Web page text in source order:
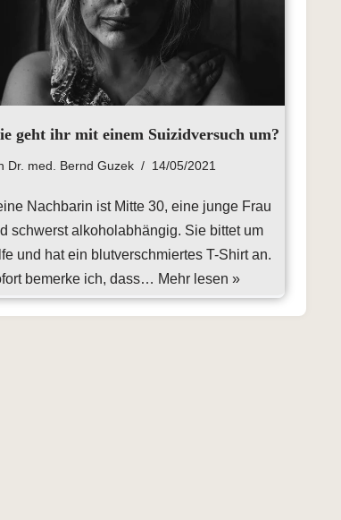
geht ihr mit einem Suizidversuch um?
Dr. med. Bernd Guzek 14/05/2021
Nachbarin ist Mitte 30, eine junge Frau
schwerst alkoholabhängig. Sie bittet um
und hat ein blutverschmiertes T-Shirt an.
bemerke ich, dass… Mehr lesen »